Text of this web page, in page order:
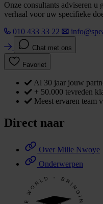
Onze consultants adviseren
verhaal voor uw specifieke
010 433 33 22
Chat met ons
Favoriet
Al 30 jaar jouw
+ 50.000 tevreden
Meest ervaren team
Direct naar
Over Milie Nwoye
Onderwerpen